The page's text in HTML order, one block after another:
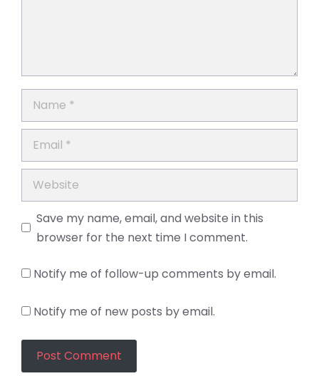
Name
Email
Website
Save my name, email, and website in this
browser for the next time I comment.
Notify me of follow-up comments by email.
Notify me of new posts by email.